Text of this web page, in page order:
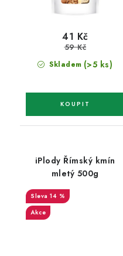
Skladem (>5 ks)
41 Kč
59 Kč
iPlody Římský kmín
mletý 500g
14 %
Akce